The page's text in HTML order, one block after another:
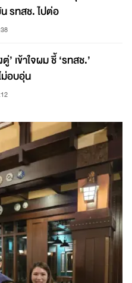
รทสช. ไปต่อ
’ เข้าใจผม ชี้ ‘รทสช.’
ม่อบอุ่น